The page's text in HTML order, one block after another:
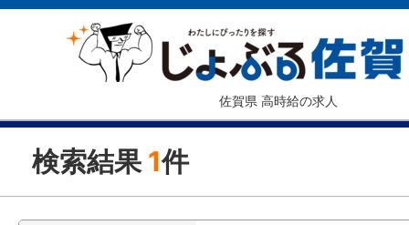
佐賀県 高時給の求人
検索結果 1件